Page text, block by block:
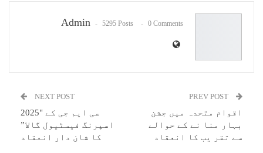
Admin 5295 Posts 0 Comments
اقوام متحدہ میں جشن
بہار منا نے کے حوالے
سے تقر یب کا انعقاد
NEXT POST
سی ایم جی کے "2025
اسپرنگ فیسٹیول گالا”
کا شان دار انعقاد